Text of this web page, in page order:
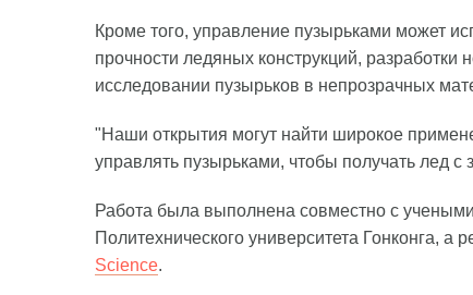
Кроме того, управление пузырьками может
прочности ледяных конструкций,
исследовании пузырьков в непрозрачных
"Наши открытия могут найти широкое
управлять пузырьками, чтобы получать лед
Работа была выполнена совместно с
Политехнического университета Гонконга, а
Science.